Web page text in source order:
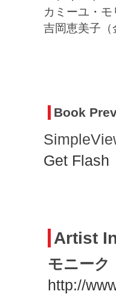
カミーユ・
吉岡恵美子
Book
Get Flash
Artist
モニーク
http://